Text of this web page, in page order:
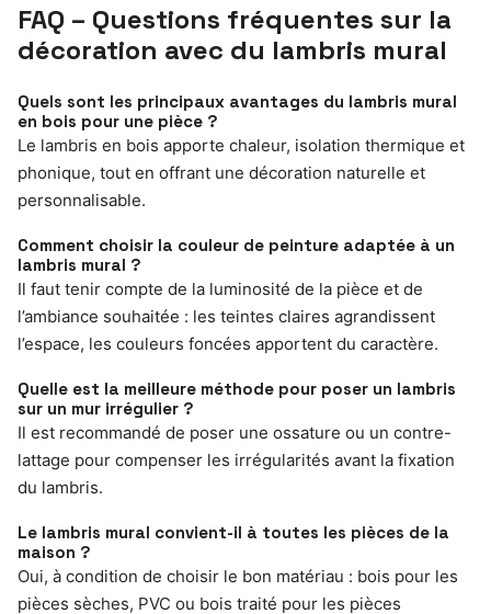
FAQ – Questions fréquentes sur la
décoration avec du lambris mural
Quels sont les principaux avantages du lambris mural
en bois pour une pièce ?
Le lambris en bois apporte chaleur, isolation thermique et
phonique, tout en offrant une décoration naturelle et
personnalisable.
Comment choisir la couleur de peinture adaptée à un
lambris mural ?
Il faut tenir compte de la luminosité de la pièce et de
l’ambiance souhaitée : les teintes claires agrandissent
l’espace, les couleurs foncées apportent du caractère.
Quelle est la meilleure méthode pour poser un lambris
sur un mur irrégulier ?
Il est recommandé de poser une ossature ou un contre-
lattage pour compenser les irrégularités avant la fixation
du lambris.
Le lambris mural convient-il à toutes les pièces de la
maison ?
Oui, à condition de choisir le bon matériau : bois pour les
pièces sèches, PVC ou bois traité pour les pièces